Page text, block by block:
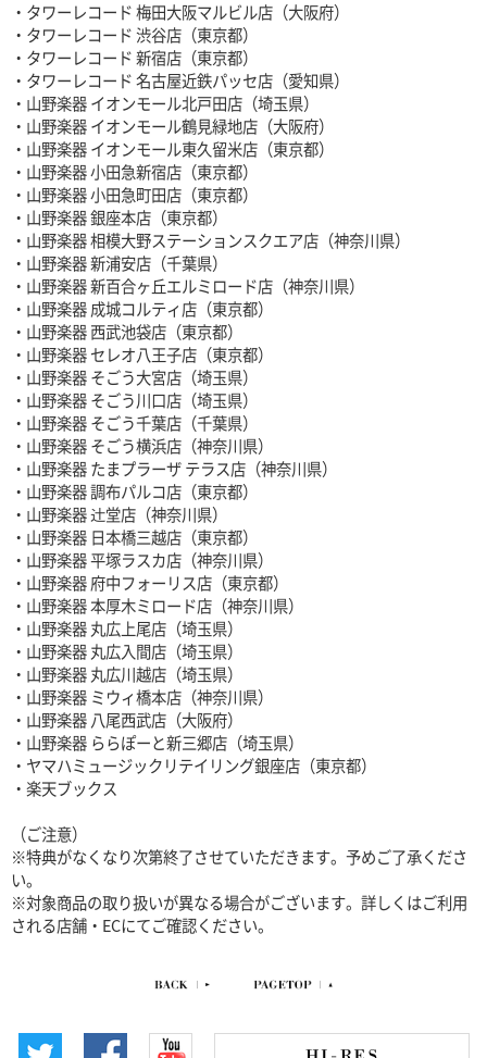
・タワーレコード 梅田大阪マルビル店（大阪府）
・タワーレコード 渋谷店（東京都）
・タワーレコード 新宿店（東京都）
・タワーレコード 名古屋近鉄パッセ店（愛知県）
・山野楽器 イオンモール北戸田店（埼玉県）
・山野楽器 イオンモール鶴見緑地店（大阪府）
・山野楽器 イオンモール東久留米店（東京都）
・山野楽器 小田急新宿店（東京都）
・山野楽器 小田急町田店（東京都）
・山野楽器 銀座本店（東京都）
・山野楽器 相模大野ステーションスクエア店（神奈川県）
・山野楽器 新浦安店（千葉県）
・山野楽器 新百合ヶ丘エルミロード店（神奈川県）
・山野楽器 成城コルティ店（東京都）
・山野楽器 西武池袋店（東京都）
・山野楽器 セレオ八王子店（東京都）
・山野楽器 そごう大宮店（埼玉県）
・山野楽器 そごう川口店（埼玉県）
・山野楽器 そごう千葉店（千葉県）
・山野楽器 そごう横浜店（神奈川県）
・山野楽器 たまプラーザ テラス店（神奈川県）
・山野楽器 調布パルコ店（東京都）
・山野楽器 辻堂店（神奈川県）
・山野楽器 日本橋三越店（東京都）
・山野楽器 平塚ラスカ店（神奈川県）
・山野楽器 府中フォーリス店（東京都）
・山野楽器 本厚木ミロード店（神奈川県）
・山野楽器 丸広上尾店（埼玉県）
・山野楽器 丸広入間店（埼玉県）
・山野楽器 丸広川越店（埼玉県）
・山野楽器 ミウィ橋本店（神奈川県）
・山野楽器 八尾西武店（大阪府）
・山野楽器 ららぽーと新三郷店（埼玉県）
・ヤマハミュージックリテイリング銀座店（東京都）
・楽天ブックス
（ご注意）
※特典がなくなり次第終了させていただきます。予めご了承くださ
い。
※対象商品の取り扱いが異なる場合がございます。詳しくはご利用
される店舗・ECにてご確認ください。